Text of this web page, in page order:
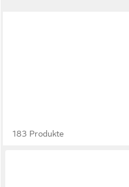
183 Produkte